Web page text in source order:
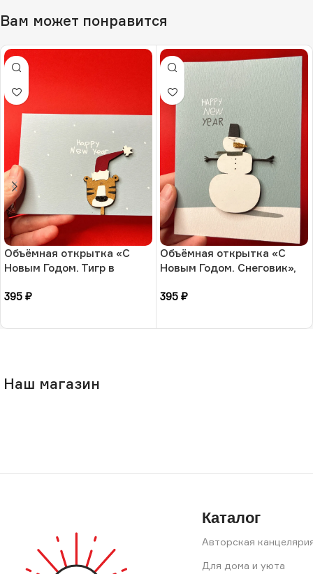
Вам может понравится
Объёмная открытка «С
Новым Годом. Тигр в
395 ₽
Объёмная открытка «С
Новым Годом. Снеговик»,
395 ₽
Наш магазин
Каталог
Авторская
Для дома и уюта